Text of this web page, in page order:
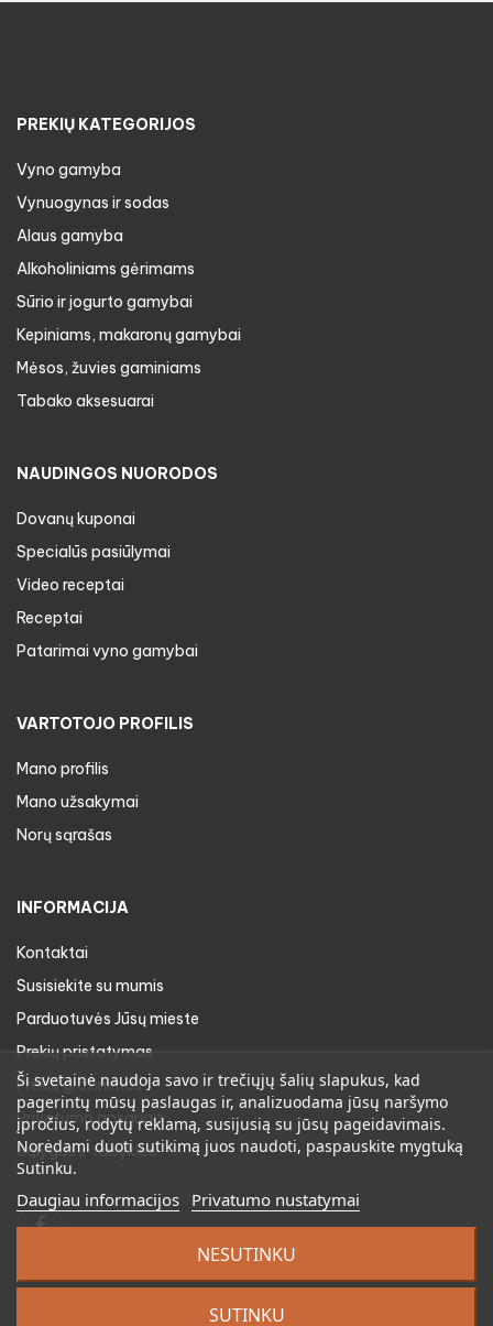
PREKIŲ KATEGORIJOS
Vyno gamyba
Vynuogynas ir sodas
Alaus gamyba
Alkoholiniams gėrimams
Sūrio ir jogurto gamybai
Kepiniams, makaronų gamybai
Mėsos, žuvies gaminiams
Tabako aksesuarai
NAUDINGOS NUORODOS
Dovanų kuponai
Specialūs pasiūlymai
Video receptai
Receptai
Patarimai vyno gamybai
VARTOTOJO PROFILIS
Mano profilis
Mano užsakymai
Norų sąrašas
INFORMACIJA
Kontaktai
Susisiekite su mumis
Parduotuvės Jūsų mieste
Prekių pristatymas
Prekių gražinimas
Privatumo apsauga
Sąlygos ir taisyklės
Ši svetainė naudoja savo ir trečiųjų šalių slapukus, kad
pagerintų mūsų paslaugas ir, analizuodama jūsų naršymo
įpročius, rodytų reklamą, susijusią su jūsų pageidavimais.
Norėdami duoti sutikimą juos naudoti, paspauskite mygtuką
Sutinku.
Daugiau informacijos Privatumo nustatymai
NESUTINKU
SUTINKU